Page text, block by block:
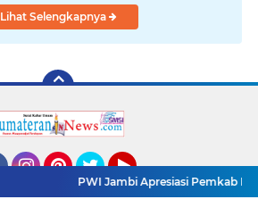
Lihat Selengkapnya
Pinterest
TwitterYouTube
PWI Jambi Apresiasi Pemkab